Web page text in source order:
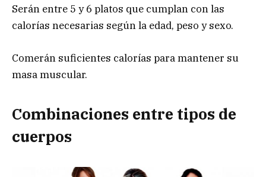
Serán entre 5 y 6 platos que cumplan con las
calorías necesarias según la edad, peso y sexo.
Comerán suficientes calorías para mantener su
masa muscular.
Combinaciones entre tipos de
cuerpos